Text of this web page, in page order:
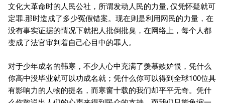
文化大革命时的人民公社，所谓发动人民的力量, 仅凭怀疑就可
定罪.那时造成了多少冤假错案。现在则是利用网民的力量，在
没有事实证据的情况下就把人批倒批臭，在网络上，每个人都
变成了法官审判着自己心目中的罪人。
对于少年成名的韩寒，不少人心中充满了羡慕嫉妒恨，凭什么
你高中没毕业就可以功成名就；凭什么你可以得到全球100位具
有影响力的人物的提名，而寒窗十载的我们却平平无奇。凭什